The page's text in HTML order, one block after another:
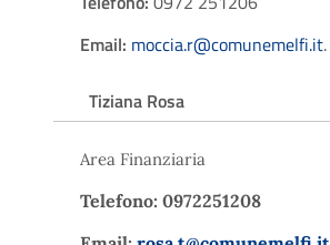
Email: moccia.r@comunemelfi.it.
Tiziana Rosa
Area Finanziaria
Telefono: 0972251208